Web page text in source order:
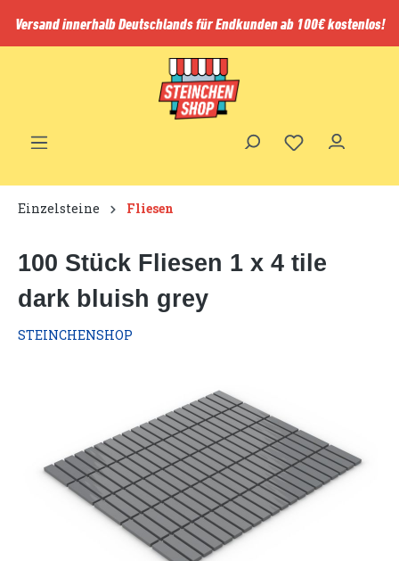
springen
Versand innerhalb Deutschlands für Endkunden ab 100€ kostenlos!
Einzelsteine Fliesen
100 Stück Fliesen 1 x 4 tile
dark bluish grey
STEINCHENSHOP